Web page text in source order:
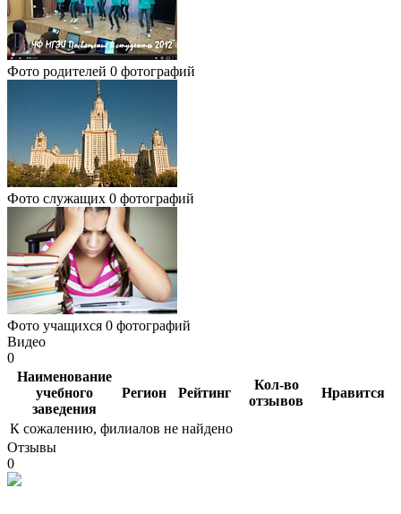
Фото родителей 0 фотографий
Фото служащих 0 фотографий
Фото учащихся 0 фотографий
Видео
0
Наименование
учебного
заведения
Регион Рейтинг
Кол-во
отзывов
Нравится
К сожалению, филиалов не найдено
Отзывы
0